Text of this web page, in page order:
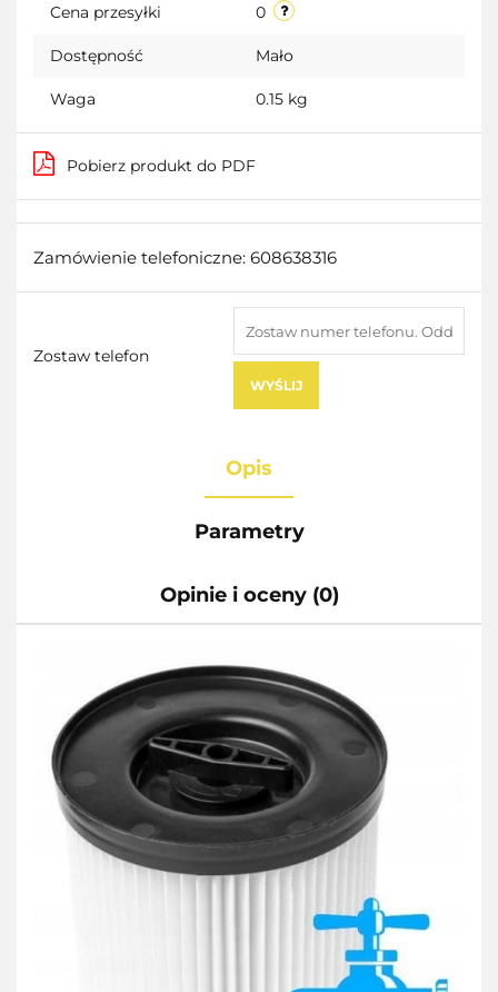
Cena przesyłki 0
Dostępność Mało
Waga 0.15 kg
Pobierz produkt do PDF
Zamówienie telefoniczne: 608638316
Zostaw telefon
WYŚLIJ
Opis
Parametry
Opinie i oceny (0)